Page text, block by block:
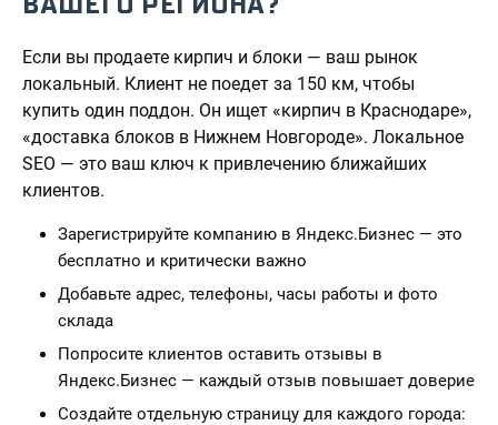
Если вы продаете кирпич и блоки — ваш рынок
локальный. Клиент не поедет за 150 км, чтобы
купить один поддон. Он ищет «кирпич в Краснодаре»,
«доставка блоков в Нижнем Новгороде». Локальное
SEO — это ваш ключ к привлечению ближайших
клиентов.
Зарегистрируйте компанию в Яндекс.Бизнес — это
бесплатно и критически важно
Добавьте адрес, телефоны, часы работы и фото
склада
Попросите клиентов оставить отзывы в
Яндекс.Бизнес — каждый отзыв повышает доверие
Создайте отдельную страницу для каждого города: